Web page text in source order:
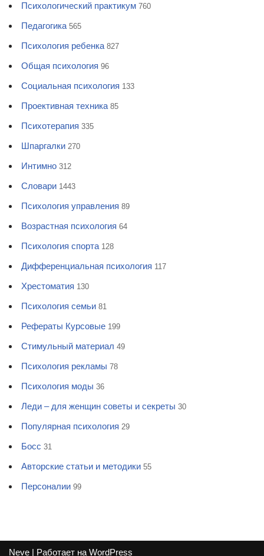
Психологический практикум 760
Педагогика 565
Психология ребенка 827
Общая психология 96
Социальная психология 133
Проективная техника 85
Психотерапия 335
Шпаргалки 270
Интимно 312
Словари 1443
Психология управления 89
Возрастная психология 64
Психология спорта 128
Дифференциальная психология 117
Хрестоматия 130
Психология семьи 81
Рефераты Курсовые 199
Стимульный материал 49
Психология рекламы 78
Психология моды 36
Леди – для женщин советы и секреты 30
Популярная психология 29
Босс 31
Авторские статьи и методики 55
Персоналии 99
Neve | Работает на WordPress